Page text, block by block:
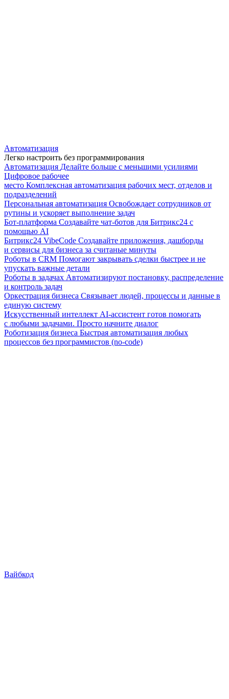
Автоматизация
Легко настроить без программирования
Автоматизация Делайте больше с меньшими усилиями
Цифровое рабочее
место Комплексная автоматизация рабочих мест, отделов и
подразделений
Персональная автоматизация Освобождает сотрудников от
рутины и ускоряет выполнение задач
Бот-платформа Создавайте чат-ботов для Битрикс24 с
помощью AI
Битрикс24 VibeCode Создавайте приложения, дашборды
и сервисы для бизнеса за считаные минуты
Роботы в CRM Помогают закрывать сделки быстрее и не
упускать важные детали
Роботы в задачах Автоматизируют постановку, распределение
и контроль задач
Оркестрация бизнеса Связывает людей, процессы и данные в
единую систему
Искусственный интеллект AI-ассистент готов помогать
с любыми задачами. Просто начните диалог
Роботизация бизнеса Быстрая автоматизация любых
процессов без программистов (no-code)
Вайбкод